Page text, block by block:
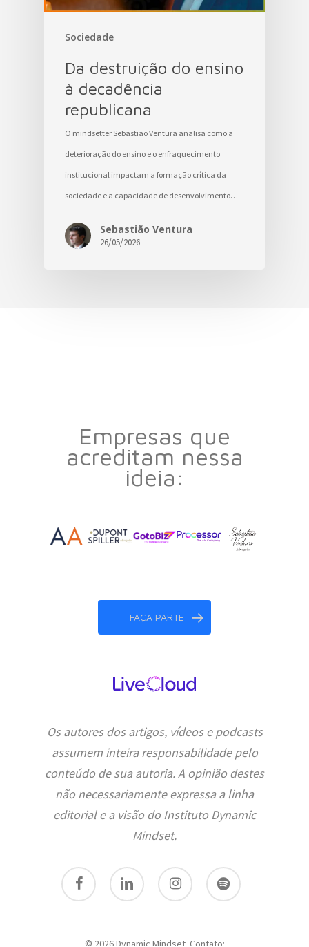
Sociedade
Da destruição do ensino
à decadência
republicana
O mindsetter Sebastião Ventura analisa como a
deterioração do ensino e o enfraquecimento
institucional impactam a formação crítica da
sociedade e a capacidade de desenvolvimento…
Sebastião Ventura
26/05/2026
Empresas que
acreditam nessa
ideia:
FAÇA PARTE
Os autores dos artigos, vídeos e podcasts
assumem inteira responsabilidade pelo
conteúdo de sua autoria. A opinião destes
não necessariamente expressa a linha
editorial e a visão do Instituto Dynamic
Mindset.
facebook linkedin instagram spotify
© 2026 Dynamic Mindset. Contato: